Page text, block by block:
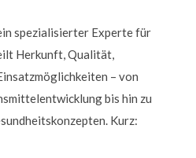
spezialisierter Experte für
Herkunft, Qualität,
– von
bis hin zu
Kurz: